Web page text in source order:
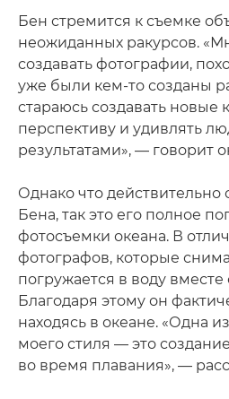
Бен стремится к съемке
неожиданных ракурсов.
создавать фотографии,
уже были кем-то созданы
стараюсь создавать новые
перспективу и удивлять
результатами», — говорит
Однако что действительно
Бена, так это его полное
фотосъемки океана. В
фотографов, которые
погружается в воду вместе
Благодаря этому он
находясь в океане. «Одна
моего стиля — это
во время плавания», —